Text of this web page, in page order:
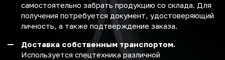
самостоятельно забрать продукцию со склада. Для
получения потребуется документ, удостоверяющий
личность, а также подтверждение заказа.
Доставка собственным транспортом.
Используется спецтехника различной